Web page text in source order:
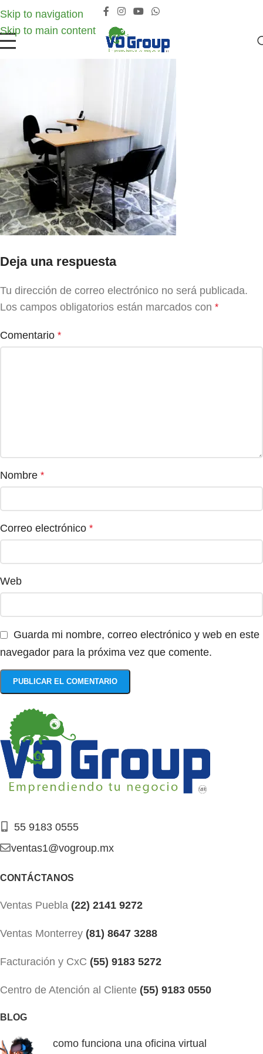
Skip to navigation
Skip to main content
Deja una respuesta
Tu dirección de correo electrónico no será publicada.
Los campos obligatorios están marcados con *
Comentario *
Nombre *
Correo electrónico *
Web
Guarda mi nombre, correo electrónico y web en este
navegador para la próxima vez que comente.
55 9183 0555
ventas1@vogroup.mx
CONTÁCTANOS
Ventas Puebla (22) 2141 9272
Ventas Monterrey (81) 8647 3288
Facturación y CxC (55) 9183 5272
Centro de Atención al Cliente (55) 9183 0550
BLOG
como funciona una oficina virtual